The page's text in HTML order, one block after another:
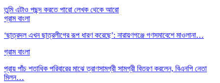
তুমি এটাও পছন্দ করতে পারো লেখক থেকে আরো
গ্রাম বাংলা
‘ছাত্রদল এখন ছাত্রলীগের রূপ ধারণ করেছে’: নারায়ণগঞ্জে গণসমাবেশে মাওলানা…
গ্রাম বাংলা
প্রায় পাঁচ শতাধিক পরিবারের মাঝে ত্রাণসামগ্রী সামগ্রী বিতরণ করলেন, বিএনপি নেতা
মিলন…